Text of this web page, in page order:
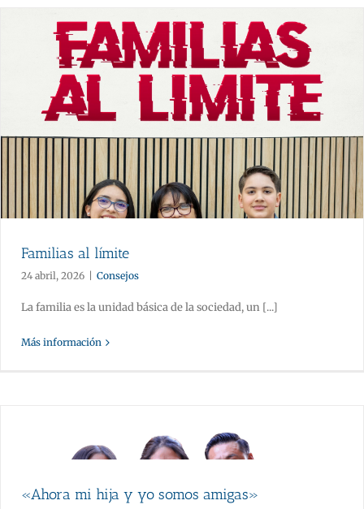
Familias al límite
24 abril, 2026 Consejos
La familia es la unidad básica de la sociedad, un [...]
Más información
«Ahora mi hija y yo somos amigas»